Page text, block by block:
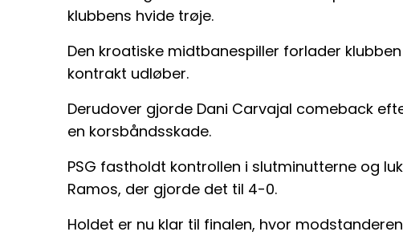
klubbens hvide trøje.
Den kroatiske midtbanespiller forlader
kontrakt udløber.
Derudover gjorde Dani Carvajal comeback
en korsbåndsskade.
PSG fastholdt kontrollen i slutminutterne og
Ramos, der gjorde det til 4-0.
Holdet er nu klar til finalen, hvor